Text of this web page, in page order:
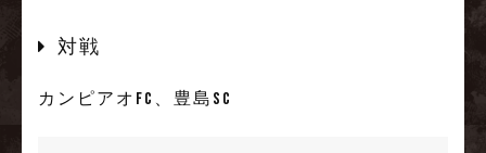
対戦
カンピアオFC、豊島SC